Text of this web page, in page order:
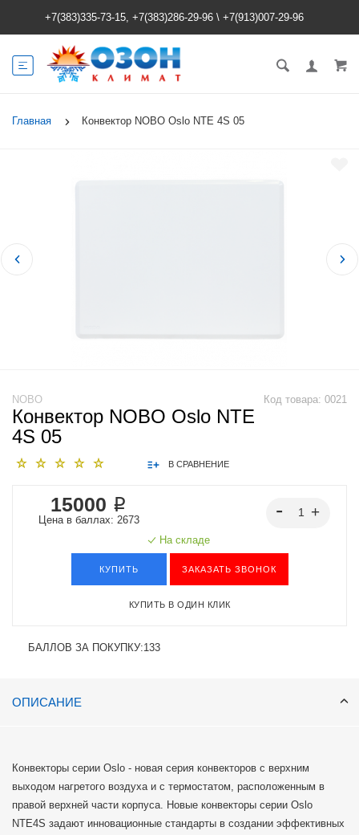
+7(383)335-73-15, +7(383)286-29-96 \ +7(913)007-29-96
Главная Конвектор NOBO Oslo NTE 4S 05
Код товара: 0021
NOBO
Конвектор NOBO Oslo NTE
4S 05
В СРАВНЕНИЕ
15000 ₽
Цена в баллах: 2673
На складе
КУПИТЬ ЗАКАЗАТЬ ЗВОНОК
КУПИТЬ В ОДИН КЛИК
БАЛЛОВ ЗА ПОКУПКУ:133
ОПИСАНИЕ
Конвекторы серии Oslo - новая серия конвекторов с верхним
выходом нагретого воздуха и с термостатом, расположенным в
правой верхней части корпуса. Новые конвекторы серии Oslo
NTE4S задают инновационные стандарты в создании эффективных